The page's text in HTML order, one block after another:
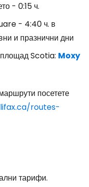
- 0:15 ч.
- 4:40 ч. в
и празнични дни
площад Scotia: Moxy
посетете
routes-
тарифи.